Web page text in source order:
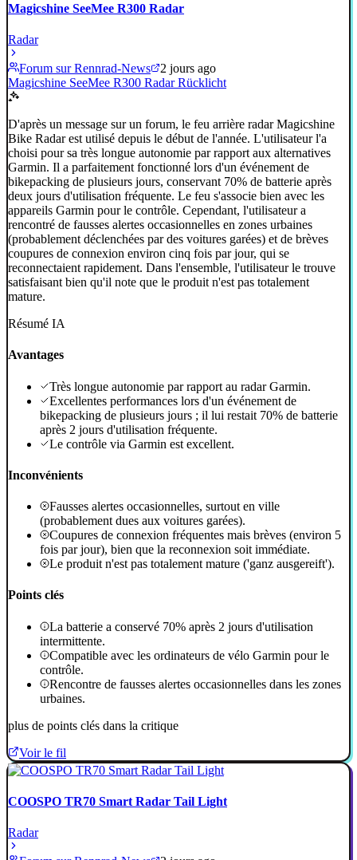
Magicshine SeeMee R300 Radar
Radar
Forum sur Rennrad-News
2 jours ago
Magicshine SeeMee R300 Radar Rücklicht
D'après un message sur un forum, le feu arrière radar Magicshine
Bike Radar est utilisé depuis le début de l'année. L'utilisateur l'a
choisi pour sa très longue autonomie par rapport aux alternatives
Garmin. Il a parfaitement fonctionné lors d'un événement de
bikepacking de plusieurs jours, conservant 70% de batterie après
deux jours d'utilisation fréquente. Le feu s'associe bien avec les
appareils Garmin pour le contrôle. Cependant, l'utilisateur a
rencontré de fausses alertes occasionnelles en zones urbaines
(probablement déclenchées par des voitures garées) et de brèves
coupures de connexion environ cinq fois par jour, qui se
reconnectaient rapidement. Dans l'ensemble, l'utilisateur le trouve
satisfaisant bien qu'il note que le produit n'est pas totalement
mature.
Résumé IA
Avantages
Très longue autonomie par rapport au radar Garmin.
Excellentes performances lors d'un événement de
bikepacking de plusieurs jours ; il lui restait 70% de batterie
après 2 jours d'utilisation fréquente.
Le contrôle via Garmin est excellent.
Inconvénients
Fausses alertes occasionnelles, surtout en ville
(probablement dues aux voitures garées).
Coupures de connexion fréquentes mais brèves (environ 5
fois par jour), bien que la reconnexion soit immédiate.
Le produit n'est pas totalement mature ('ganz ausgereift').
Points clés
La batterie a conservé 70% après 2 jours d'utilisation
intermittente.
Compatible avec les ordinateurs de vélo Garmin pour le
contrôle.
Rencontre de fausses alertes occasionnelles dans les zones
urbaines.
plus de points clés dans la critique
Voir le fil
COOSPO TR70 Smart Radar Tail Light
Radar